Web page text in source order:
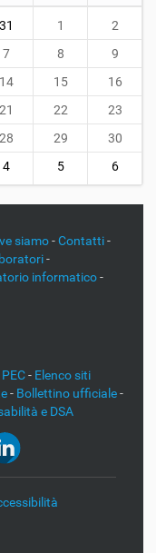
31 1
2
7 8
9
14 15
16
21 22
23
28 29
30
4 5 6
siamo-Contatti-
-
informatico-
PEC- Elenco siti
- Bollettino ufficiale-
e DSA